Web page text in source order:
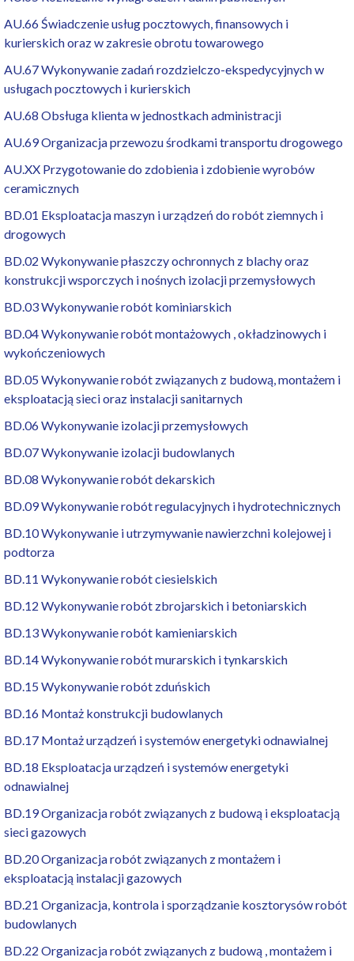
AU.66 Świadczenie usług pocztowych, finansowych i
kurierskich oraz w zakresie obrotu towarowego
AU.67 Wykonywanie zadań rozdzielczo-ekspedycyjnych w
usługach pocztowych i kurierskich
AU.68 Obsługa klienta w jednostkach administracji
AU.69 Organizacja przewozu środkami transportu drogowego
AU.XX Przygotowanie do zdobienia i zdobienie wyrobów
ceramicznych
BD.01 Eksploatacja maszyn i urządzeń do robót ziemnych i
drogowych
BD.02 Wykonywanie płaszczy ochronnych z blachy oraz
konstrukcji wsporczych i nośnych izolacji przemysłowych
BD.03 Wykonywanie robót kominiarskich
BD.04 Wykonywanie robót montażowych , okładzinowych i
wykończeniowych
BD.05 Wykonywanie robót związanych z budową, montażem i
eksploatacją sieci oraz instalacji sanitarnych
BD.06 Wykonywanie izolacji przemysłowych
BD.07 Wykonywanie izolacji budowlanych
BD.08 Wykonywanie robót dekarskich
BD.09 Wykonywanie robót regulacyjnych i hydrotechnicznych
BD.10 Wykonywanie i utrzymywanie nawierzchni kolejowej i
podtorza
BD.11 Wykonywanie robót ciesielskich
BD.12 Wykonywanie robót zbrojarskich i betoniarskich
BD.13 Wykonywanie robót kamieniarskich
BD.14 Wykonywanie robót murarskich i tynkarskich
BD.15 Wykonywanie robót zduńskich
BD.16 Montaż konstrukcji budowlanych
BD.17 Montaż urządzeń i systemów energetyki odnawialnej
BD.18 Eksploatacja urządzeń i systemów energetyki
odnawialnej
BD.19 Organizacja robót związanych z budową i eksploatacją
sieci gazowych
BD.20 Organizacja robót związanych z montażem i
eksploatacją instalacji gazowych
BD.21 Organizacja, kontrola i sporządzanie kosztorysów robót
budowlanych
BD.22 Organizacja robót związanych z budową , montażem i